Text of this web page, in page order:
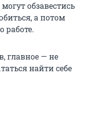
обзавестись
а потом
работе.
главное — не
найти себе